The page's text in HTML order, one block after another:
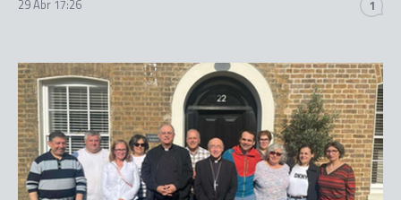
29 Abr 17:26 1